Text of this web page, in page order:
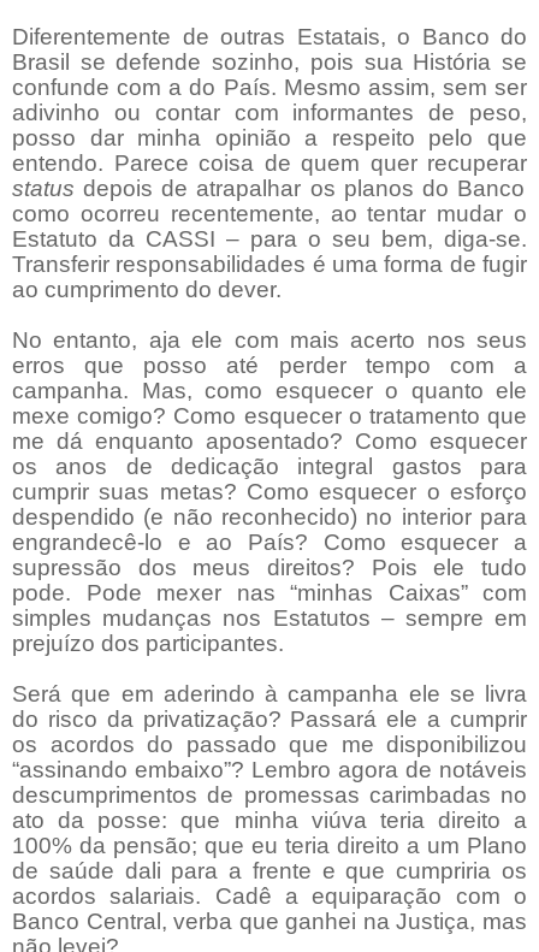
Diferentemente de outras Estatais, o Banco do
Brasil se defende sozinho, pois sua História se
confunde com a do País. Mesmo assim, sem ser
adivinho ou contar com informantes de peso,
posso dar minha opinião a respeito pelo que
entendo. Parece coisa de quem quer recuperar
status depois de atrapalhar os planos do Banco
como ocorreu recentemente, ao tentar mudar o
Estatuto da CASSI – para o seu bem, diga-se.
Transferir responsabilidades é uma forma de fugir
ao cumprimento do dever.
No entanto, aja ele com mais acerto nos seus
erros que posso até perder tempo com a
campanha. Mas, como esquecer o quanto ele
mexe comigo? Como esquecer o tratamento que
me dá enquanto aposentado? Como esquecer
os anos de dedicação integral gastos para
cumprir suas metas? Como esquecer o esforço
despendido (e não reconhecido) no interior para
engrandecê-lo e ao País? Como esquecer a
supressão dos meus direitos? Pois ele tudo
pode. Pode mexer nas “minhas Caixas” com
simples mudanças nos Estatutos – sempre em
prejuízo dos participantes.
Será que em aderindo à campanha ele se livra
do risco da privatização? Passará ele a cumprir
os acordos do passado que me disponibilizou
“assinando embaixo”? Lembro agora de notáveis
descumprimentos de promessas carimbadas no
ato da posse: que minha viúva teria direito a
100% da pensão; que eu teria direito a um Plano
de saúde dali para a frente e que cumpriria os
acordos salariais. Cadê a equiparação com o
Banco Central, verba que ganhei na Justiça, mas
não levei?